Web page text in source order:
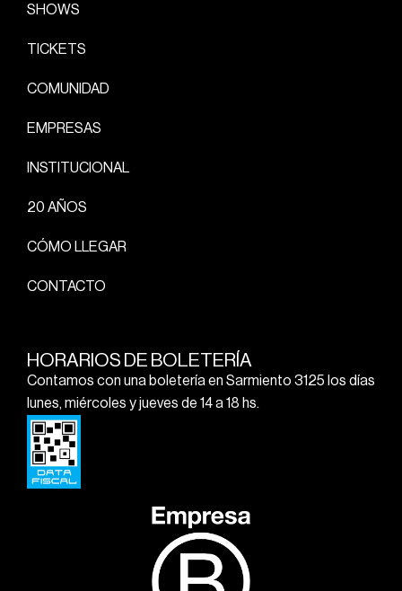
SHOWS
TICKETS
COMUNIDAD
EMPRESAS
INSTITUCIONAL
20 AÑOS
CÓMO LLEGAR
CONTACTO
HORARIOS DE BOLETERÍA
Contamos con una boletería en Sarmiento 3125 los días
lunes, miércoles y jueves de 14 a 18 hs.